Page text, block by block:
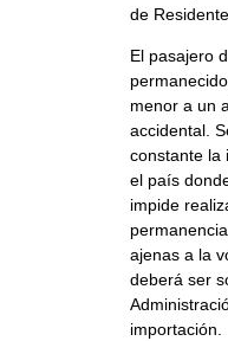
de
El pasajero
menor a un
accidental.
constante la
el país
impide
ajenas a la
deberá ser
importación.